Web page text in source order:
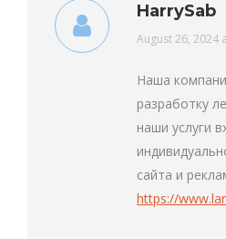
HarrySab
says:
August 26, 2024
Наша
разработку
наши услуги
сайта и
https://